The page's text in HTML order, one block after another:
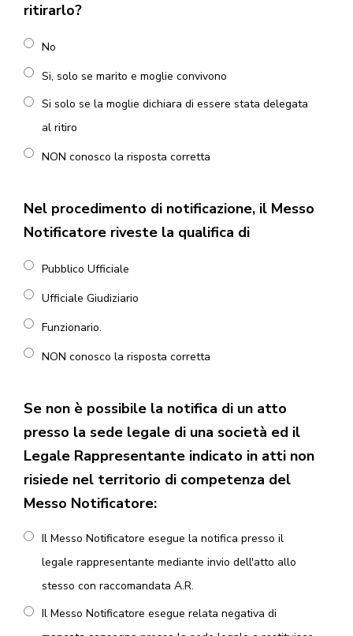
ritirarlo?
No
Si, solo se marito e moglie convivono
Si solo se la moglie dichiara di essere stata delegata
al ritiro
NON conosco la risposta corretta
Nel procedimento di notificazione, il Messo
Notificatore riveste la qualifica di
Pubblico Ufficiale
Ufficiale Giudiziario
Funzionario.
NON conosco la risposta corretta
Se non è possibile la notifica di un atto
presso la sede legale di una società ed il
Legale Rappresentante indicato in atti non
risiede nel territorio di competenza del
Messo Notificatore:
Il Messo Notificatore esegue la notifica presso il
legale rappresentante mediante invio dell'atto allo
stesso con raccomandata A.R.
Il Messo Notificatore esegue relata negativa di